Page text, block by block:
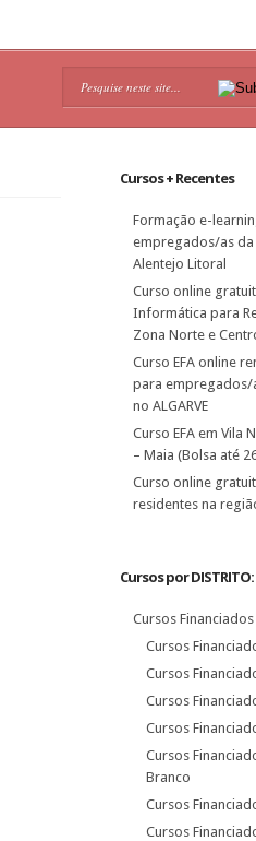
Cursos + Recentes
Formação e-
empregados/as
Alentejo Litoral
Curso online
Informática para
Zona Norte e
Curso EFA online
para empregados/
no ALGARVE
Curso EFA em Vila
– Maia (Bolsa até
Curso online
residentes na
Cursos por DISTRITO:
Cursos Financiados
Cursos
Cursos
Cursos
Cursos
Cursos
Branco
Cursos
Cursos